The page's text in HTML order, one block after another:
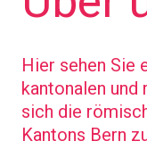
Hier sehen Sie
kantonalen und
sich die
Kantons Bern